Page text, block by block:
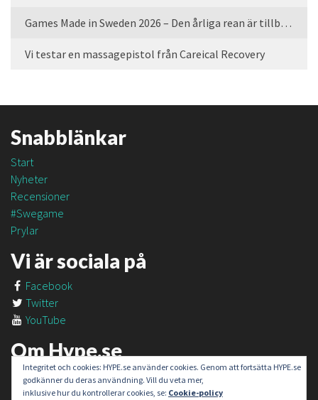
Games Made in Sweden 2026 – Den årliga rean är tillbaka
Vi testar en massagepistol från Careical Recovery
Snabblänkar
Start
Nyheter
Recensioner
#Swegame
Prylar
Vi är sociala på
Facebook
Twitter
YouTube
Om Hype.se
Om oss
Om #SweGame
Integritet och cookies: HYPE.se använder cookies. Genom att fortsätta HYPE.se
godkänner du deras användning. Vill du veta mer,
inklusive hur du kontrollerar cookies, se: Cookie-policy